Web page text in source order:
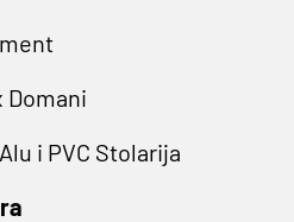
Domani
i PVC Stolarija